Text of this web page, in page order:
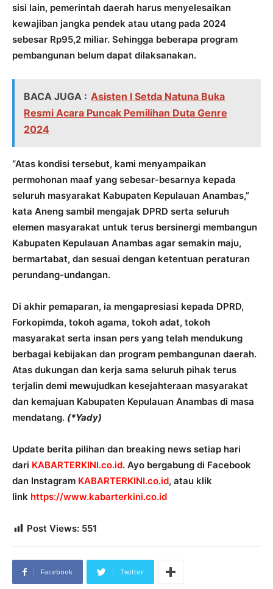
sisi lain, pemerintah daerah harus menyelesaikan
kewajiban jangka pendek atau utang pada 2024
sebesar Rp95,2 miliar. Sehingga beberapa program
pembangunan belum dapat dilaksanakan.
BACA JUGA : Asisten I Setda Natuna Buka
Resmi Acara Puncak Pemilihan Duta Genre
2024
“Atas kondisi tersebut, kami menyampaikan
permohonan maaf yang sebesar-besarnya kepada
seluruh masyarakat Kabupaten Kepulauan Anambas,”
kata Aneng sambil mengajak DPRD serta seluruh
elemen masyarakat untuk terus bersinergi membangun
Kabupaten Kepulauan Anambas agar semakin maju,
bermartabat, dan sesuai dengan ketentuan peraturan
perundang-undangan.
Di akhir pemaparan, ia mengapresiasi kepada DPRD,
Forkopimda, tokoh agama, tokoh adat, tokoh
masyarakat serta insan pers yang telah mendukung
berbagai kebijakan dan program pembangunan daerah.
Atas dukungan dan kerja sama seluruh pihak terus
terjalin demi mewujudkan kesejahteraan masyarakat
dan kemajuan Kabupaten Kepulauan Anambas di masa
mendatang. (*Yady)
Update berita pilihan dan breaking news setiap hari
dari KABARTERKINI.co.id. Ayo bergabung di Facebook
dan Instagram KABARTERKINI.co.id, atau klik
link https://www.kabarterkini.co.id
Post Views: 551
Facebook Twitter